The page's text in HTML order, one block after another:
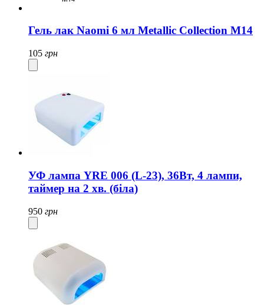
Гель лак Naomi 6 мл Metallic Collection M14
105 грн
УФ лампа YRE 006 (L-23), 36Вт, 4 лампи,
таймер на 2 хв. (біла)
950 грн